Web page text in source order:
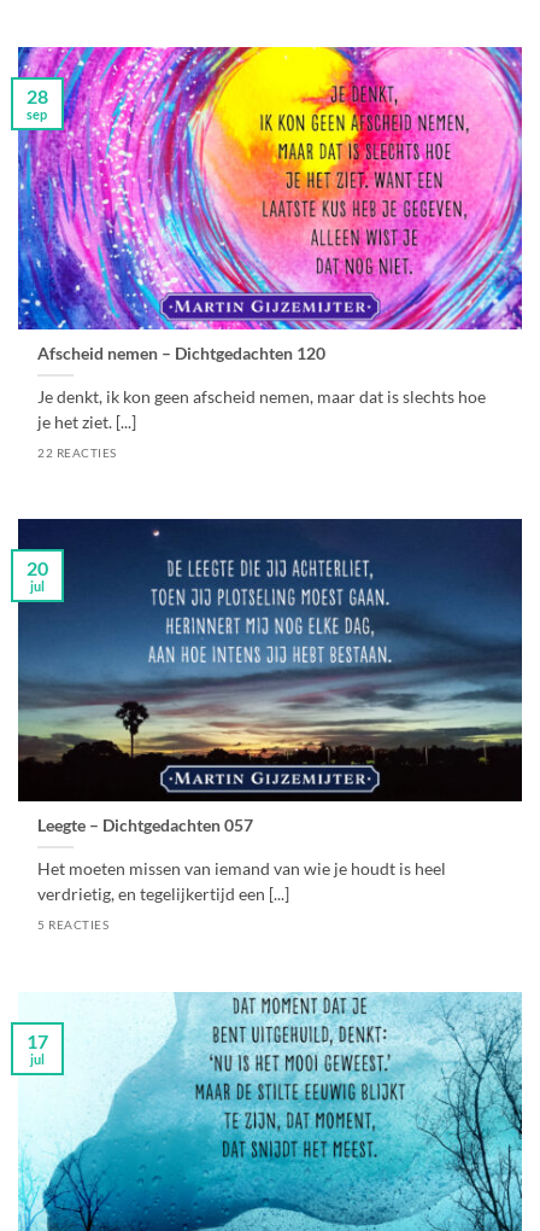
Afscheid nemen – Dichtgedachten 120
Je denkt, ik kon geen afscheid nemen, maar dat is slechts hoe
je het ziet. [...]
22 REACTIES
28
sep
Leegte – Dichtgedachten 057
Het moeten missen van iemand van wie je houdt is heel
verdrietig, en tegelijkertijd een [...]
5 REACTIES
20
jul
17
jul